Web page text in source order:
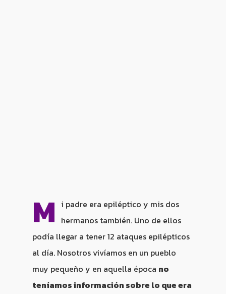
M i padre era epiléptico y mis dos
hermanos también. Uno de ellos
podía llegar a tener 12 ataques epilépticos
al día. Nosotros vivíamos en un pueblo
muy pequeño y en aquella época no
teníamos información sobre lo que era